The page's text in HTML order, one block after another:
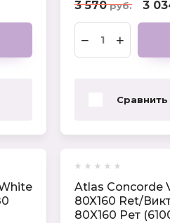
3 570руб. 3
− +
Сравнить
Atlas Concorde
80X160 Ret/
80X160 Рет